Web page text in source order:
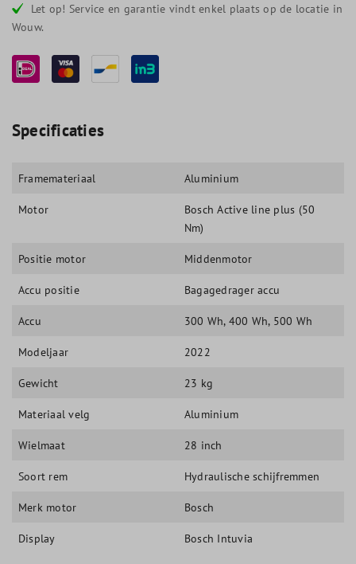
Let op! Service en garantie vindt enkel plaats op de locatie in
Wouw.
Specificaties
Framemateriaal Aluminium
Motor
Bosch Active line plus (50
Nm)
Positie motor Middenmotor
Accu positie Bagagedrager accu
Accu 300 Wh, 400 Wh, 500 Wh
Modeljaar 2022
Gewicht 23 kg
Materiaal velg Aluminium
Wielmaat 28 inch
Soort rem Hydraulische schijfremmen
Merk motor Bosch
Display Bosch Intuvia